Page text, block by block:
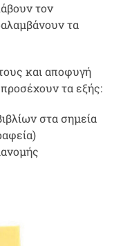
τον
τα
και αποφυγή
τα εξής:
στα σημεία